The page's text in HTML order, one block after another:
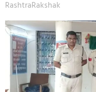
RashtraRakshak